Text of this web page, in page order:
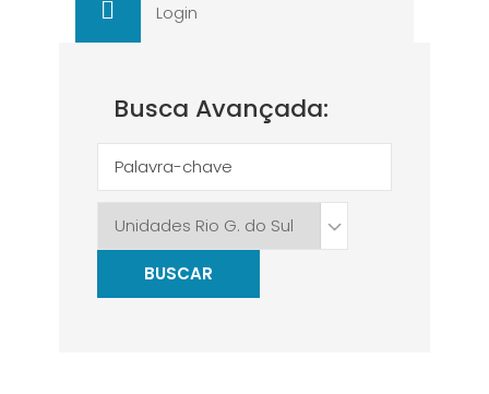
Login
Busca Avançada:
BUSCAR